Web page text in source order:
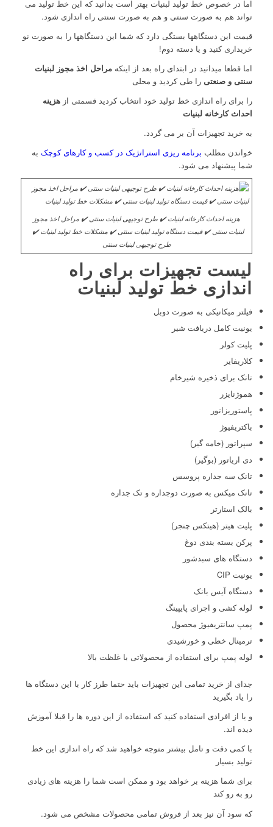
اما در خصوص خط تولید لبنیات بهتر است بدانید که این خط تولید می
تواند هم به صورت سنتی و هم به صورت سنتی راه اندازی شود.
قیمت این دستگاهها بستگی دارد که شما این دستگاهها را به صورت نو
خریداری کنید و یا دسته دوم!
اما قطعا میدانید در ابتدای راه بعد از اینکه مراحل اخذ مجوز لبنیات
سنتی و صنعتی را طی کردید و محلی
را برای راه اندازی خط تولید خود انتخاب کردید قسمتی از هزینه
احداث کارخانه لبنیات
به خرید تجهیزات آن بر می گردد.
خواندن مطلب برنامه ریزی استراتژیک در کسب و کارهای کوچکبه
شما پیشنهاد می شود.
هزینه احداث کارخانه لبنیات ✔️ طرح توجیهی لبنیات سنتی ✔️ مراحل اخذ مجوز
لبنیات سنتی ✔️ قیمت دستگاه تولید لبنیات سنتی ✔️ مشکلات خط تولید لبنیات ✔️
طرح توجیهی لبنیات سنتی
لیست تجهیزات برای راه
اندازی خط تولید لبنیات
فیلتر میکانیکی به صورت دوبل
یونیت کامل دریافت شیر
پلیت کولر
کلاریفایر
تانک برای ذخیره شیرخام
هموژنایزر
پاستوریزاتور
باکتریفیوژ
سپراتور (خامه گیر)
دی اریاتور (بوگیر)
تانک سه جداره پروسس
تانک میکس به صورت دوجداره و تک جداره
بالک استارتر
پلیت هیتر (هیتکس چنجر)
پرکن بسته بندی دوغ
دستگاه های سبدشور
یونیت CIP
دستگاه آیس بانک
لوله کشی و اجرای پایپینگ
پمپ سانتریفیوژ محصول
ترمینال خطی و خورشیدی
لوله پمپ برای استفاده از محصولاتی با غلظت بالا
جدای از خرید تمامی این تجهیزات باید حتما طرز کار با این دستگاه ها
را یاد بگیرید
و یا از افرادی استفاده کنید که استفاده از این دوره ها را قبلا آموزش
دیده اند.
با کمی دقت و تامل بیشتر متوجه خواهید شد که راه اندازی این خط
تولید بسیار
برای شما هزینه بر خواهد بود و ممکن است شما را هزینه های زیادی
رو به رو کند
که سود آن نیز بعد از فروش تمامی محصولات مشخص می شود.